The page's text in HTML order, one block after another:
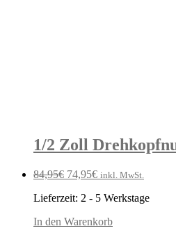
1/2 Zoll
84,95€ Ursprünglicher
war:
74,95€Aktueller
ist:
inkl. MwSt.
Lieferzeit: 2 - 5 Werkstage
In den Warenkorb